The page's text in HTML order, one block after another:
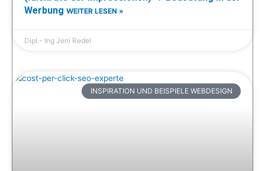
Werbung WEITER LESEN »
Dipl.- Ing Jeni Redel
INSPIRATION UND BEISPIELE WEBDESIGN